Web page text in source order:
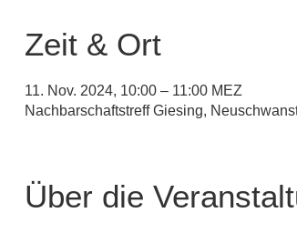
Zeit & Ort
11. Nov. 2024, 10:00 – 11:00 MEZ
Nachbarschaftstreff Giesing,
Über die